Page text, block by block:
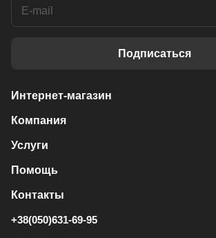
Подписаться
Интернет-магазин
Компания
Услуги
Помощь
Контакты
+38(050)631-69-95